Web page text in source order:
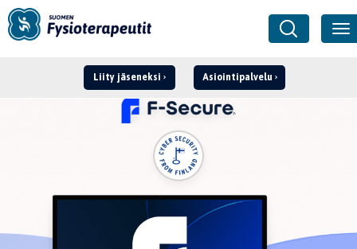
Liity jäseneksi Asiointipalvelu
Kirjaudu ›